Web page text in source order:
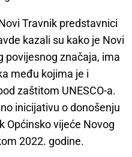
Travnik predstavnici
kazali su kako je Novi
povijesnog značaja, ima
među kojima je i
zaštitom UNESCO-a.
inicijativu o donošenju
Općinsko vijeće Novog
2022. godine.